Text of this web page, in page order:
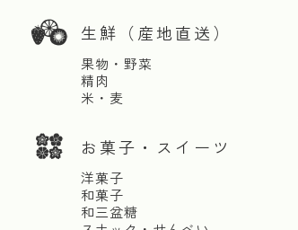
生鮮（産地直送）
果物・野菜
精肉
米・麦
お菓子・スイーツ
洋菓子
和菓子
和三盆糖